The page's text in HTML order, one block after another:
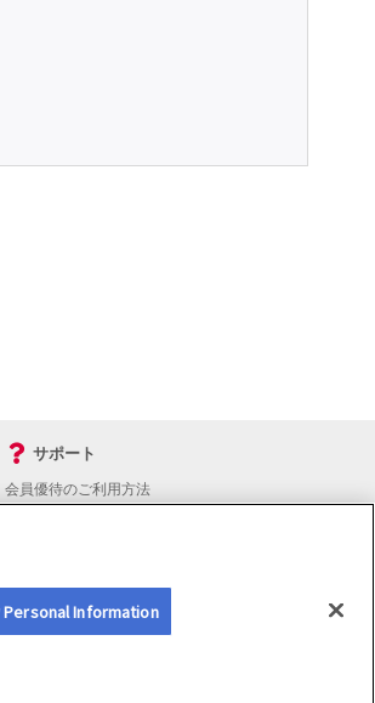
サポート
会員優待のご利用方法
会員優待サービスの提携をご検討の方へ
Information